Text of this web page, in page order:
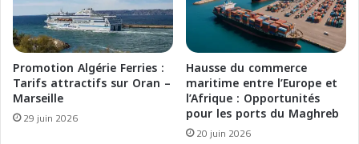
b
a
h
r
!
S
t
r
e
n
g
t
Promotion Algérie Ferries :
Tarifs attractifs sur Oran –
Marseille
29 juin 2026
Hausse du commerce
maritime entre l’Europe et
l’Afrique : Opportunités
pour les ports du Maghreb
20 juin 2026